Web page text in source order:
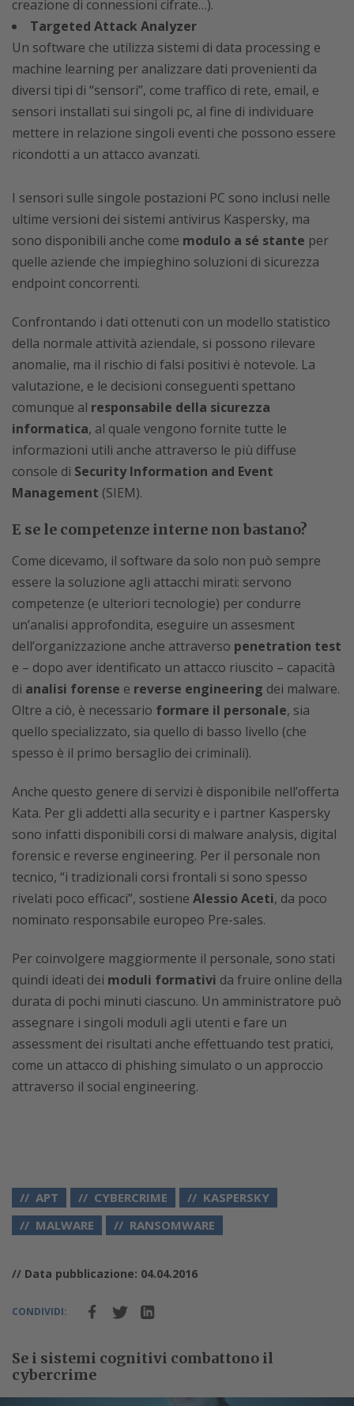
creazione di connessioni cifrate…).
Targeted Attack Analyzer
Un software che utilizza sistemi di data processing e
machine learning per analizzare dati provenienti da
diversi tipi di “sensori”, come traffico di rete, email, e
sensori installati sui singoli pc, al fine di individuare
mettere in relazione singoli eventi che possono essere
ricondotti a un attacco avanzati.
I sensori sulle singole postazioni PC sono inclusi nelle
ultime versioni dei sistemi antivirus Kaspersky, ma
sono disponibili anche come modulo a sé stante per
quelle aziende che impieghino soluzioni di sicurezza
endpoint concorrenti.
Confrontando i dati ottenuti con un modello statistico
della normale attività aziendale, si possono rilevare
anomalie, ma il rischio di falsi positivi è notevole. La
valutazione, e le decisioni conseguenti spettano
comunque al responsabile della sicurezza
informatica, al quale vengono fornite tutte le
informazioni utili anche attraverso le più diffuse
console di Security Information and Event
Management (SIEM).
E se le competenze interne non bastano?
Come dicevamo, il software da solo non può sempre
essere la soluzione agli attacchi mirati: servono
competenze (e ulteriori tecnologie) per condurre
un’analisi approfondita, eseguire un assesment
dell’organizzazione anche attraverso penetration test
e – dopo aver identificato un attacco riuscito – capacità
di analisi forense e reverse engineering dei malware.
Oltre a ciò, è necessario formare il personale, sia
quello specializzato, sia quello di basso livello (che
spesso è il primo bersaglio dei criminali).
Anche questo genere di servizi è disponibile nell’offerta
Kata. Per gli addetti alla security e i partner Kaspersky
sono infatti disponibili corsi di malware analysis, digital
forensic e reverse engineering. Per il personale non
tecnico, “i tradizionali corsi frontali si sono spesso
rivelati poco efficaci”, sostiene Alessio Aceti, da poco
nominato responsabile europeo Pre-sales.
Per coinvolgere maggiormente il personale, sono stati
quindi ideati dei moduli formativi da fruire online della
durata di pochi minuti ciascuno. Un amministratore può
assegnare i singoli moduli agli utenti e fare un
assessment dei risultati anche effettuando test pratici,
come un attacco di phishing simulato o un approccio
attraverso il social engineering.
APT CYBERCRIME
KASPERSKY
MALWARE
RANSOMWARE
// Data pubblicazione: 04.04.2016
CONDIVIDI:
Se i sistemi cognitivi combattono il
cybercrime